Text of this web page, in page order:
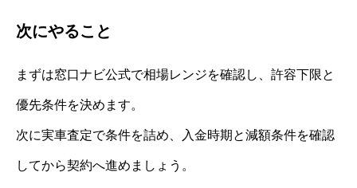
次にやること
まずは窓口ナビ公式で相場レンジを確認し、許容下限と
優先条件を決めます。
次に実車査定で条件を詰め、入金時期と減額条件を確認
してから契約へ進めましょう。